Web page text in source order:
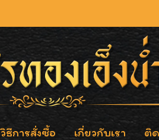
วิธีการสั่งซื้อ เกี่ยวกับเรา ติ